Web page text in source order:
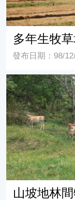
多年生牧
發布日期：98/
山坡地林間牧野(
山坡地林